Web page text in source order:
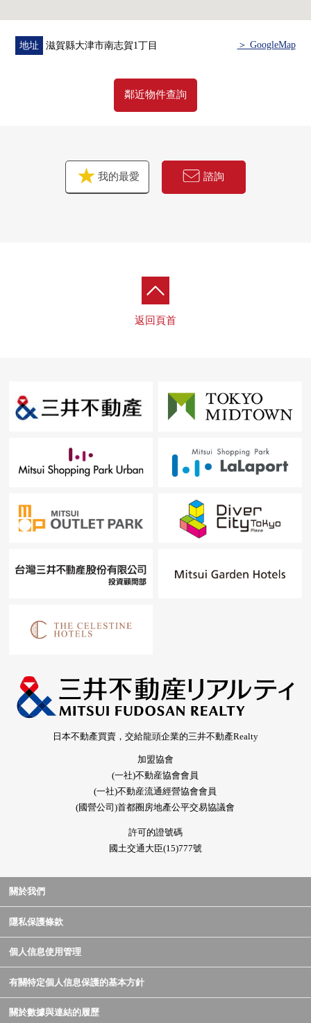
地址 滋賀縣大津市南志賀1丁目 ＞ GoogleMap
鄰近物件查詢
我的最愛 諮詢
返回頁首
日本不動產買賣，交給龍頭企業的三井不動產Realty
加盟協會
(一社)不動産協會會員
(一社)不動産流通經營協會會員
(國營公司)首都圈房地產公平交易協議會
許可的證號碼
國土交通大臣(15)777號
關於我們
隱私保護條款
個人信息使用管理
有關特定個人信息保護的基本方針
關於數據與連結的履歷